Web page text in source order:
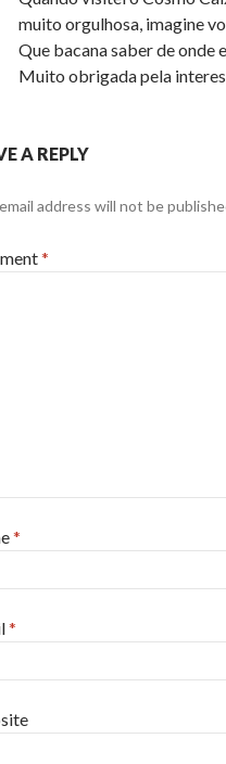
muito orgulhosa, imagine
Que bacana saber de onde
Muito obrigada pela
A REPLY
address will not be
*
*
*